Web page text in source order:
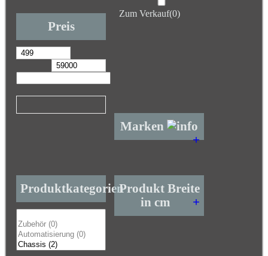
Preis
Zum Verkauf(0)
Marken
+
ProduktkategorienProdukt Breite
in cm
+